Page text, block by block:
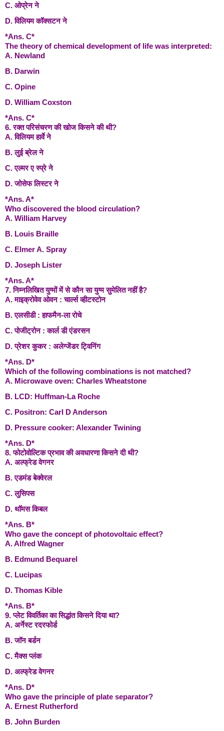
C. ओप्रेन ने
D. विलियम कॉक्सटन ने
*Ans. C*
The theory of chemical development of life was interpreted:
A. Newland
B. Darwin
C. Opine
D. William Coxston
*Ans. C*
6. रक्त परिसंचरण की खोज किसने की थी?
A. विलियम हार्वे ने
B. लुई ब्रेल ने
C. एल्मर ए स्प्रे ने
D. जोसेफ लिस्टर ने
*Ans. A*
Who discovered the blood circulation?
A. William Harvey
B. Louis Braille
C. Elmer A. Spray
D. Joseph Lister
*Ans. A*
7. निम्नलिखित युग्मों में से कौन सा युग्म सुमेलित नहीं है?
A. माइक्रोवेव ओवन : चार्ल्स व्हीटस्टोन
B. एलसीडी : हाफमैन-ला रोचे
C. पोजीट्रोन : कार्ल डी एंडरसन
D. प्रेशर कुकर : अलेग्जेंडर ट्विनिंग
*Ans. D*
Which of the following combinations is not matched?
A. Microwave oven: Charles Wheatstone
B. LCD: Huffman-La Roche
C. Positron: Carl D Anderson
D. Pressure cooker: Alexander Twining
*Ans. D*
8. फोटोवोल्टिक प्रभाव की अवधारणा किसने दी थी?
A. अल्फ्रेड वेगनर
B. एडमंड बेक्वेरल
C. लुसिपस
D. थॉमस किबल
*Ans. B*
Who gave the concept of photovoltaic effect?
A. Alfred Wagner
B. Edmund Bequarel
C. Lucipas
D. Thomas Kible
*Ans. B*
9. प्लेट विवर्तिका का सिद्धांत किसने दिया था?
A. अर्नेस्ट रदरफोर्ड
B. जॉन बर्डन
C. मैक्स प्लंक
D. अल्फ्रेड वेगनर
*Ans. D*
Who gave the principle of plate separator?
A. Ernest Rutherford
B. John Burden